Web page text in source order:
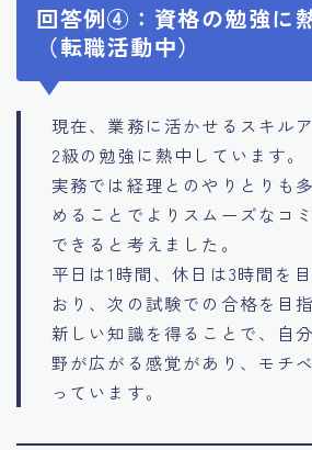
回答例④：資格の勉強に
（転職活動中）
現在、業務に活かせるスキル
2級の勉強に熱中しています。
実務では経理とのやりとりも
めることでよりスムーズなコ
できると考えました。
平日は1時間、休日は3時間を
おり、次の試験での合格を目
新しい知識を得ることで、自
野が広がる感覚があり、モチ
っています。